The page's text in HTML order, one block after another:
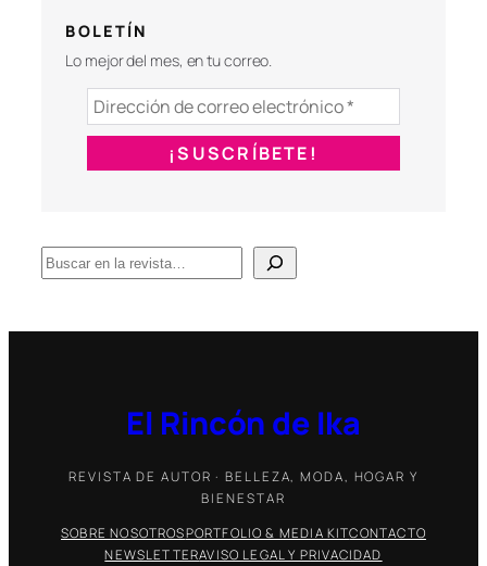
BOLETÍN
Lo mejor del mes, en tu correo.
B
u
c
El Rincón de Ika
REVISTA DE AUTOR · BELLEZA, MODA, HOGAR Y
BIENESTAR
SOBRE NOSOTROSPORTFOLIO & MEDIA KITCONTACTO
NEWSLETTERAVISO LEGAL Y PRIVACIDAD